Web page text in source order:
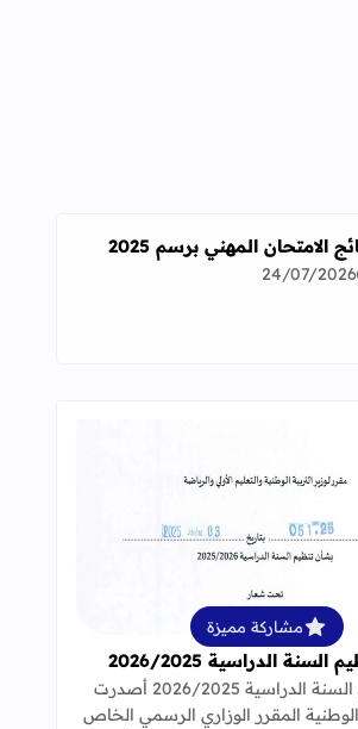
وفق آخر توصيف
الامتحان المهني برسم 2025
الامتحان المهني برسم 2025
24/07/2026
قراءة المزيد عن مقرر تنظيم السنة الدراسية
مشاركة مميزة
الدراسية 2026/2025
مقرر تنظيم السنة الدراسية 2026/2025 أصدرت
الوطنية المقرر الوزاري الرسمي الخاص